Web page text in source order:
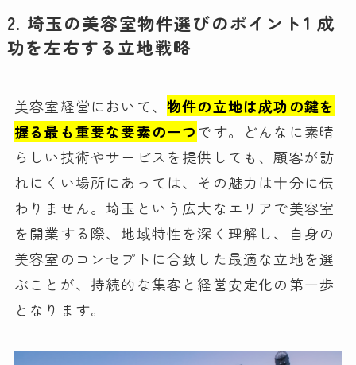
2. 埼玉の美容室物件選びのポイント1 成
功を左右する立地戦略
美容室経営において、 物件の立地は成功の鍵を
握る最も重要な要素の一つです。どんなに素晴
らしい技術やサービスを提供しても、顧客が訪
れにくい場所にあっては、その魅力は十分に伝
わりません。埼玉という広大なエリアで美容室
を開業する際、地域特性を深く理解し、自身の
美容室のコンセプトに合致した最適な立地を選
ぶことが、持続的な集客と経営安定化の第一歩
となります。